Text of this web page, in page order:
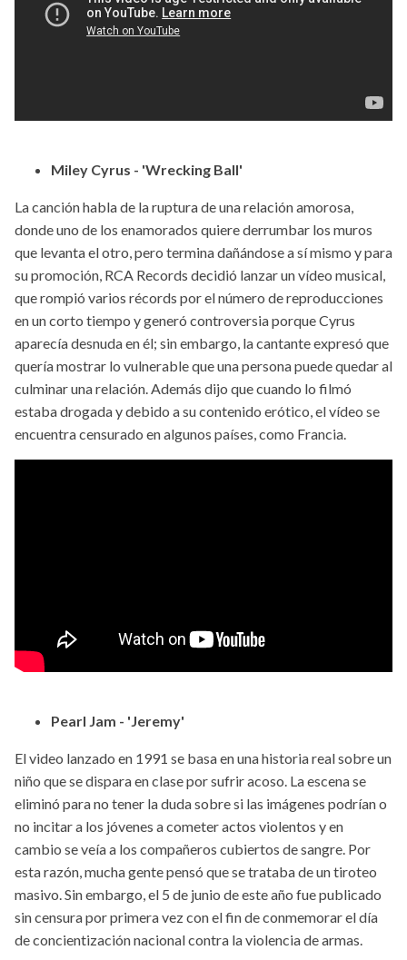
Miley Cyrus - 'Wrecking Ball'
La canción habla de la ruptura de una relación amorosa,
donde uno de los enamorados quiere derrumbar los muros
que levanta el otro, pero termina dañándose a sí mismo y para
su promoción, RCA Records decidió lanzar un vídeo musical,
que rompió varios récords por el número de reproducciones
en un corto tiempo y generó controversia porque Cyrus
aparecía desnuda en él; sin embargo, la cantante expresó que
quería mostrar lo vulnerable que una persona puede quedar al
culminar una relación. Además dijo que cuando lo filmó
estaba drogada y debido a su contenido erótico, el vídeo se
encuentra censurado en algunos países, como Francia.
Pearl Jam - 'Jeremy'
El video lanzado en 1991 se basa en una historia real sobre un
niño que se dispara en clase por sufrir acoso. La escena se
eliminó para no tener la duda sobre si las imágenes podrían o
no incitar a los jóvenes a cometer actos violentos y en
cambio se veía a los compañeros cubiertos de sangre. Por
esta razón, mucha gente pensó que se trataba de un tiroteo
masivo. Sin embargo, el 5 de junio de este año fue publicado
sin censura por primera vez con el fin de conmemorar el día
de concientización nacional contra la violencia de armas.